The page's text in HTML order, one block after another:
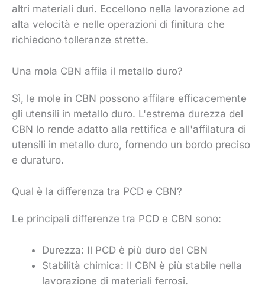
altri materiali duri. Eccellono nella lavorazione ad
alta velocità e nelle operazioni di finitura che
richiedono tolleranze strette.
Una mola CBN affila il metallo duro?
Sì, le mole in CBN possono affilare efficacemente
gli utensili in metallo duro. L'estrema durezza del
CBN lo rende adatto alla rettifica e all'affilatura di
utensili in metallo duro, fornendo un bordo preciso
e duraturo.
Qual è la differenza tra PCD e CBN?
Le principali differenze tra PCD e CBN sono:
Durezza: Il PCD è più duro del CBN
Stabilità chimica: Il CBN è più stabile nella
lavorazione di materiali ferrosi.